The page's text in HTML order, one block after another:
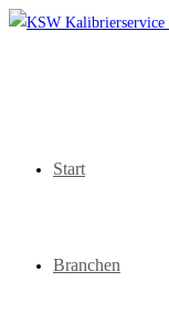
Zum
Start
Branchen